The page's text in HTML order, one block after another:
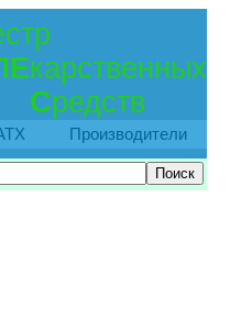
карственных
Средств
Производители